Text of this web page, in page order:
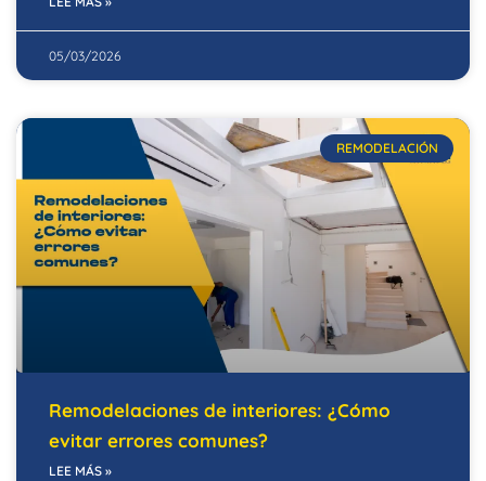
05/03/2026
REMODELACIÓN
Remodelaciones de interiores: ¿Cómo
evitar errores comunes?
LEE MÁS »